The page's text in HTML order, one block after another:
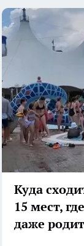
Куда
15 мест,
даже